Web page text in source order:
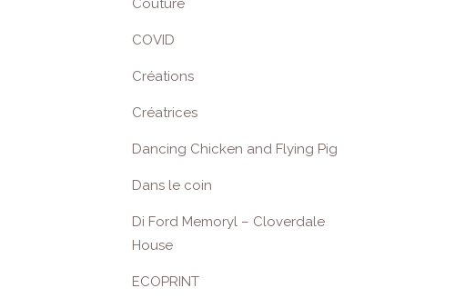
Couture
COVID
Créations
Créatrices
Dancing Chicken and Flying Pig
Dans le coin
Di Ford Memoryl – Cloverdale
House
ECOPRINT